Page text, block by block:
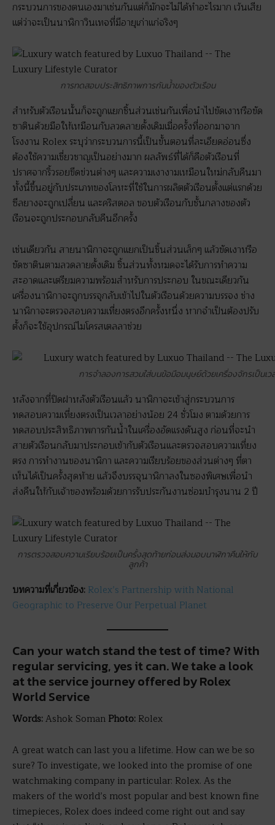
กระบวนการของตนเองมาเช่นกันแต่ก็มักจะไม่ได้ทำอะไรมาก เว้นเสีย
แต่ว่าจะเป็นนาฬิกาวินเทจที่มีอายุเก่าแก่จริงๆ
การทดสอบประสิทธิภาพการกันน้ำของตัวเรือน
สำหรับตัวเรือนนั้นก็จะถูกแยกชิ้นส่วนเช่นกันเพื่อนำไปขัดเงาหรือขัด
ซาตินด้วยมือให้เหมือนกับลวดลายดั้งเดิมเมื่อครั้งที่ออกมาจาก
โรงงาน Rolex ระบุว่ากระบวนการนี้เป็นขั้นตอนที่ละเอียดอ่อนซึ่ง
ต้องใช้ความเชี่ยวชาญเป็นอย่างมาก ผลลัพธ์ที่ได้ก็คือตัวเรือนที่
ปราศจากริ้วรอยขีดข่วนต่างๆ และความเงางามเหมือนใหม่กลับคืนมา
ทั้งนี้ขึ้นอยู่กับประเภทของโลหะที่ใช้ในการผลิตตัวเรือนตั้งแต่แรกด้วย
ซีลยางจะถูกเปลี่ยน และคริสตอล ขอบตัวเรือนกับชั้นกลางของตัว
เรือนจะถูกประกอบกลับคืนอีกครั้ง
เช่นเดียวกัน สายนาฬิกาจะถูกแยกเป็นชิ้นส่วนเล็กๆ แล้วขัดเงาหรือ
ขัดซาตินตามลวดลายดั้งเดิม ชิ้นส่วนทั้งหมดจะได้รับการทำความ
สะอาดและเตรียมความพร้อมสำหรับการประกอบ ในขณะเดียวกัน
เครื่องนาฬิกาจะถูกบรรจุกลับเข้าไปในตัวเรือนด้วยความบรรจง ช่าง
นาฬิกาจะตรวจสอบความเที่ยงตรงอีกครั้งหนึ่ง หากจำเป็นต้องปรับ
ตั้งก็จะใช้อุปกรณ์ไมโครสเตลลาช่วย
การจำลองการสวมใส่บนข้อมือมนุษย์ด้วยเครื่องจักรเป็นเว
หลังจากที่ปิดฝาหลังตัวเรือนแล้ว นาฬิกาจะเข้าสู่กระบวนการ
ทดสอบความเที่ยงตรงเป็นเวลาอย่างน้อย 24 ชั่วโมง ตามด้วยการ
ทดสอบประสิทธิภาพการกันน้ำในเครื่องอัดแรงดันสูง ก่อนที่จะนำ
สายตัวเรือนกลับมาประกอบเข้ากับตัวเรือนและตรวจสอบความเที่ยง
ตรง การทำงานของนาฬิกา และความเรียบร้อยของส่วนต่างๆ ที่ตา
เห็นได้เป็นครั้งสุดท้าย แล้วจึงบรรจุนาฬิกาลงในซองพิเศษเพื่อนำ
ส่งคืนให้กับเจ้าของพร้อมด้วยการรับประกันงานซ่อมบำรุงนาน 2 ปี
การตรวจสอบความเรียบร้อยเป็นครั้งสุดท้ายก่อนส่งมอบนาฬิกาคืนให้กับ
ลูกค้า
บทความที่เกี่ยวข้อง: Rolex’s Partnership with National
Geographic to Preserve Our Perpetual Planet
Can your watch stand the test of time? With
regular servicing, yes it can. We take a look
at the service journey offered by Rolex
World Service
Words:Ashok Soman Photo: Rolex
A great watch can last you a lifetime. How can we be so
sure? To investigate, we looked into the promise of one
watchmaking company in particular: Rolex. As the
makers of the world’s most popular and best known fine
timepieces, Rolex does indeed come right out and say